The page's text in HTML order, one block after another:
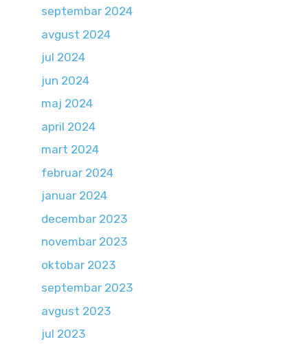
septembar 2024
avgust 2024
jul 2024
jun 2024
maj 2024
april 2024
mart 2024
februar 2024
januar 2024
decembar 2023
novembar 2023
oktobar 2023
septembar 2023
avgust 2023
jul 2023